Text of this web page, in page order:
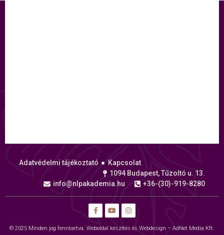
Adatvédelmi tájékoztató
Kapcsolat
1094 Budapest, Tűzoltó u. 13.
info@nlpakademia.hu
+36-(30)-919-8280
© 2025 Minden jog fenntartva. Weboldal készítés és Webdesign – AdNet Media Kft.